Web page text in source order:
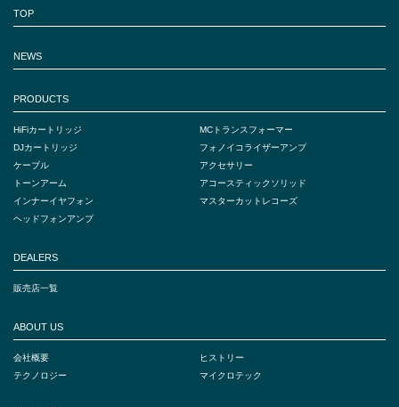
TOP
NEWS
PRODUCTS
HiFiカートリッジ
DJカートリッジ
ケーブル
トーンアーム
インナーイヤフォン
ヘッドフォンアンプ
MCトランスフォーマー
フォノイコライザーアンプ
アクセサリー
アコースティックソリッド
マスターカットレコーズ
DEALERS
販売店一覧
ABOUT US
会社概要
ヒストリー
テクノロジー
マイクロテック